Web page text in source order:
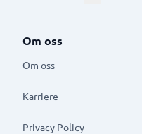
Om oss
Om oss
Karriere
Privacy Policy